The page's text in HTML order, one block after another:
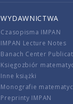
WYDAWNICTWA
Czasopisma IMPAN
IMPAN Lecture Notes
Banach Center
Księgozbiór
Inne książki
Monografie
Preprinty IMPAN